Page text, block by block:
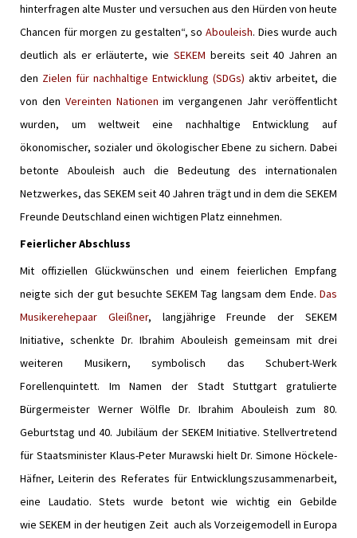
hinterfragen alte Muster und versuchen aus den Hürden von heute
Chancen für morgen zu gestalten“, so Abouleish. Dies wurde auch
deutlich als er erläuterte, wie SEKEM bereits seit 40 Jahren an
den Zielen für nachhaltige Entwicklung (SDGs) aktiv arbeitet, die
von den Vereinten Nationen im vergangenen Jahr veröffentlicht
wurden, um weltweit eine nachhaltige Entwicklung auf
ökonomischer, sozialer und ökologischer Ebene zu sichern. Dabei
betonte Abouleish auch die Bedeutung des internationalen
Netzwerkes, das SEKEM seit 40 Jahren trägt und in dem die SEKEM
Freunde Deutschland einen wichtigen Platz einnehmen.
Feierlicher Abschluss
Mit offiziellen Glückwünschen und einem feierlichen Empfang
neigte sich der gut besuchte SEKEM Tag langsam dem Ende. Das
Musikerehepaar Gleißner, langjährige Freunde der SEKEM
Initiative, schenkte Dr. Ibrahim Abouleish gemeinsam mit drei
weiteren Musikern, symbolisch das Schubert-Werk
Forellenquintett. Im Namen der Stadt Stuttgart gratulierte
Bürgermeister Werner Wölfle Dr. Ibrahim Abouleish zum 80.
Geburtstag und 40. Jubiläum der SEKEM Initiative. Stellvertretend
für Staatsminister Klaus-Peter Murawski hielt Dr. Simone Höckele-
Häfner, Leiterin des Referates für Entwicklungszusammenarbeit,
eine Laudatio. Stets wurde betont wie wichtig ein Gebilde
wie SEKEM in der heutigen Zeit auch als Vorzeigemodell in Europa